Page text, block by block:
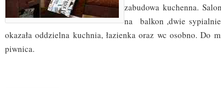
zabudowa kuchenna.
na balkon ,dwie
okazała oddzielna kuchnia, łazienka oraz wc osobno. Do
piwnica.